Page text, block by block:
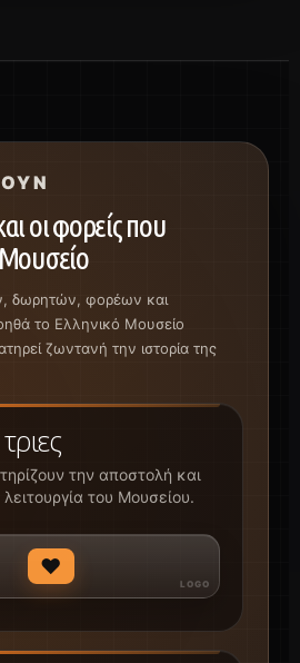
οι φορείς που
δωρητών, φορέων και
το Ελληνικό Μουσείο
ζωντανή την ιστορία της
την αποστολή και
του Μουσείου.
♥